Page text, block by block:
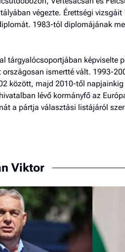
végezte. Érettségi
1983-tól diplomájának
tárgyalócsoportjában képviselte
ismertté vált. 1993-
között, majd 2010-től
lévő kormányfő az
a pártja választási listájáról
Viktor